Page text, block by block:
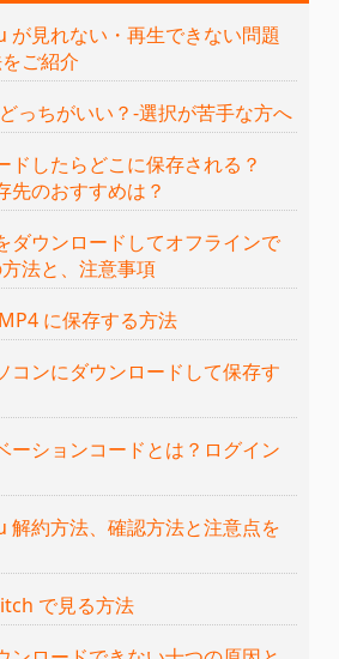
が見れない・再生できない問題
ご紹介
っちがいい？‐選択が苦手な方へ
ドしたらどこに保存される？
先のおすすめは？
ダウンロードしてオフラインで
法と、注意事項
に保存する方法
コンにダウンロードして保存す
ーションコードとは？ログイン
解約方法、確認方法と注意点を
で見る方法